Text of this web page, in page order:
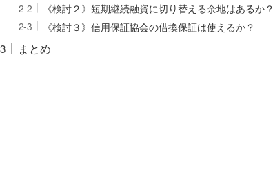
《検討２》短期継続融資に切り替える余地はあるか？
《検討３》信用保証協会の借換保証は使えるか？
まとめ